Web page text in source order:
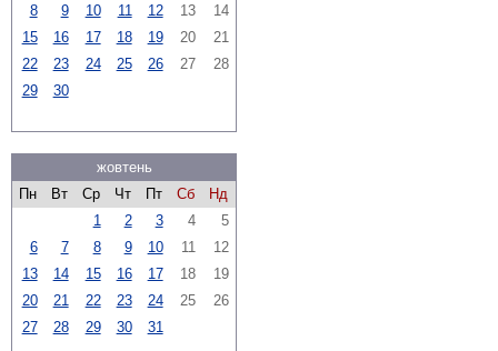
8
9 10 11 12 13
14
15
16 17 18 19 20
21
22
23 24 25 26 27
28
29
30
жовтень
Пн
Вт Ср Чт Пт Сб
Нд
1
2 3 4
5
6
7 8 9 10 11
12
13
14 15 16 17 18
19
20
21 22 23 24 25
26
27
28 29 30 31